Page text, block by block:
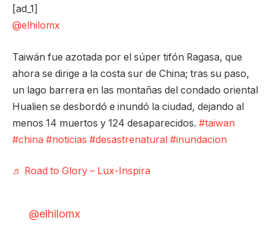
[ad_1]
@elhilomx
Taiwán fue azotada por el súper tifón Ragasa, que
ahora se dirige a la costa sur de China; tras su paso,
un lago barrera en las montañas del condado oriental
Hualien se desbordó e inundó la ciudad, dejando al
menos 14 muertos y 124 desaparecidos. #taiwan
#china #noticias #desastrenatural #inundacion
♬ Road to Glory – Lux-Inspira
@elhilomx